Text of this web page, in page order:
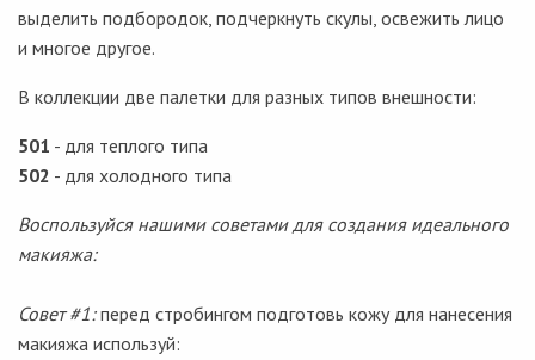
выделить подбородок, подчеркнуть скулы, освежить лицо
и многое другое.
В коллекции две палетки для разных типов внешности:
501 - для теплого типа
502 - для холодного типа
Воспользуйся нашими советами для создания идеального
макияжа:
Совет #1:перед стробингом подготовь кожу для нанесения
макияжа используй: